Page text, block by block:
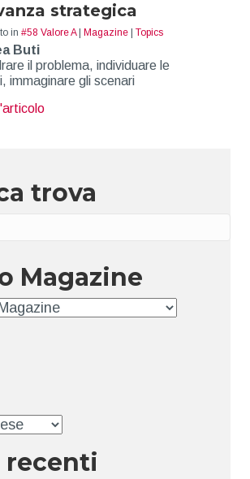
strategica
in #58 Valore A| Magazine Topics
Buti
il problema, individuare le
immaginare gli scenari
about Rilevanza strategica
trova
Magazine